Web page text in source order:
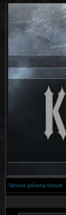
Strona główna forum